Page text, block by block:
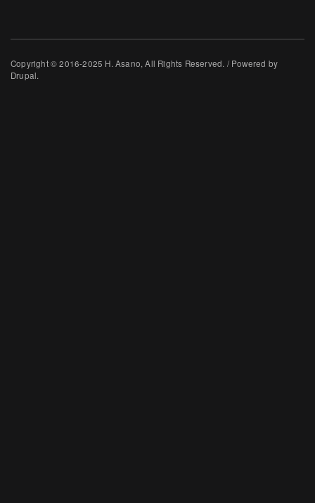
Copyright © 2016-2025 H. Asano, All Rights Reserved. / Powered by
Drupal.